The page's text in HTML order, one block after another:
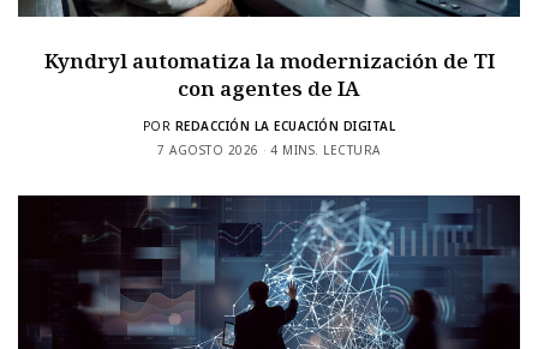
Kyndryl automatiza la modernización de TI
con agentes de IA
POR REDACCIÓN LA ECUACIÓN DIGITAL
7 AGOSTO 2026
4 MINS. LECTURA